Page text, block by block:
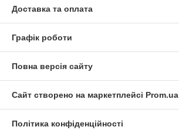
Доставка та оплата
Графік роботи
Повна версія сайту
Сайт створено на маркетплейсі Prom.ua
Політика конфіденційності